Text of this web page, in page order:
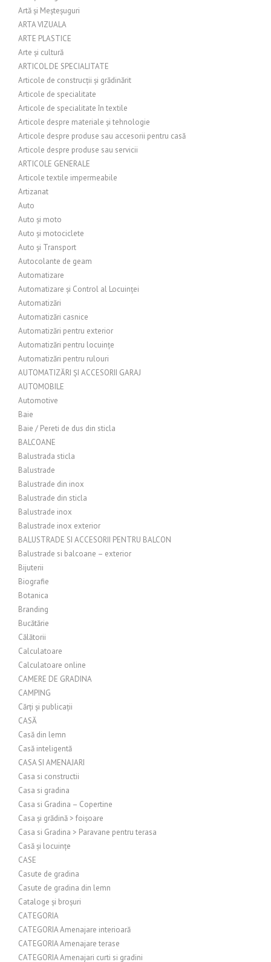
Artă și Meșteșuguri
ARTA VIZUALA
ARTE PLASTICE
Arte și cultură
ARTICOL DE SPECIALITATE
Articole de construcții și grădinărit
Articole de specialitate
Articole de specialitate în textile
Articole despre materiale și tehnologie
Articole despre produse sau accesorii pentru casă
Articole despre produse sau servicii
ARTICOLE GENERALE
Articole textile impermeabile
Artizanat
Auto
Auto și moto
Auto și motociclete
Auto și Transport
Autocolante de geam
Automatizare
Automatizare și Control al Locuinței
Automatizări
Automatizări casnice
Automatizări pentru exterior
Automatizări pentru locuințe
Automatizări pentru rulouri
AUTOMATIZĂRI ȘI ACCESORII GARAJ
AUTOMOBILE
Automotive
Baie
Baie / Pereti de dus din sticla
BALCOANE
Balustrada sticla
Balustrade
Balustrade din inox
Balustrade din sticla
Balustrade inox
Balustrade inox exterior
BALUSTRADE SI ACCESORII PENTRU BALCON
Balustrade si balcoane – exterior
Bijuterii
Biografie
Botanica
Branding
Bucătărie
Călătorii
Calculatoare
Calculatoare online
CAMERE DE GRADINA
CAMPING
Cărți și publicații
CASĂ
Casă din lemn
Casă inteligentă
CASA SI AMENAJARI
Casa si constructii
Casa si gradina
Casa si Gradina – Copertine
Casa și grădină > foișoare
Casa si Gradina > Paravane pentru terasa
Casă și locuințe
CASE
Casute de gradina
Casute de gradina din lemn
Cataloge și broșuri
CATEGORIA
CATEGORIA Amenajare interioară
CATEGORIA Amenajare terase
CATEGORIA Amenajari curti si gradini